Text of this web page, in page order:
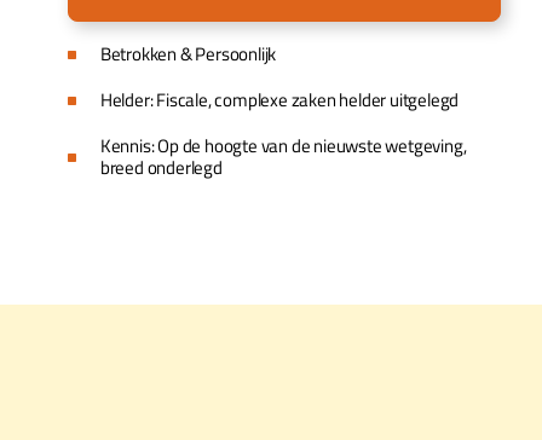
Betrokken & Persoonlijk
Helder: Fiscale, complexe zaken helder uitgelegd
Kennis: Op de hoogte van de nieuwste wetgeving,
breed onderlegd